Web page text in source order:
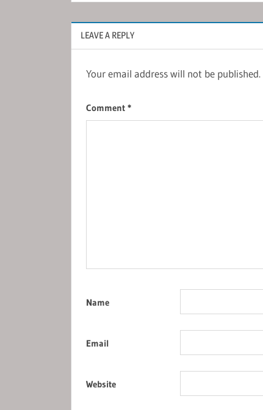
LEAVE A REPLY
Your email address will not be published.
Comment *
Name
Email
Website